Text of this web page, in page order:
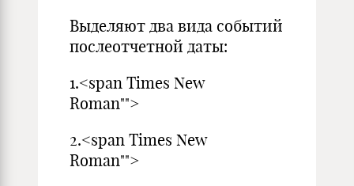
Выделяют два вида событий
послеотчетной даты:
1.<span Times New
Roman"">
2.<span Times New
Roman"">